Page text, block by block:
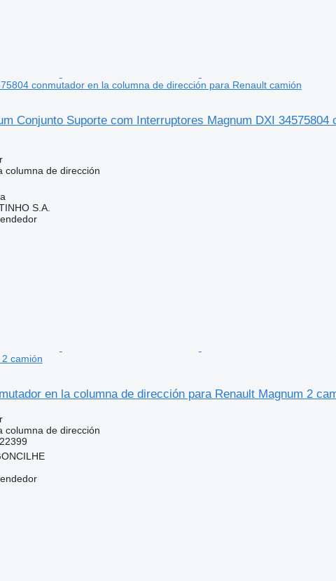
conmutador en la columna de dirección para Renault camión
Conjunto Suporte com Interruptores Magnum DXI
columna de dirección
S.A.
camión
en la columna de dirección para Renault Magnum 2
columna de dirección